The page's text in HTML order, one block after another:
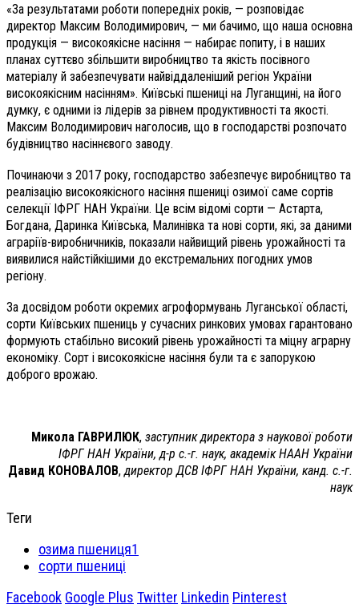
«За результатами роботи попередніх років, — розповідає
директор Максим Володимирович, — ми бачимо, що наша основна
продукція — високоякісне насіння — набирає попиту, і в наших
планах суттєво збільшити виробництво та якість посівного
матеріалу й забезпечувати найвіддаленіший регіон України
високоякісним насінням». Київські пшениці на Луганщині, на його
думку, є одними із лідерів за рівнем продуктивності та якості.
Максим Володимирович наголосив, що в господарстві розпочато
будівництво насіннєвого заводу.
Починаючи з 2017 року, господарство забезпечує виробництво та
реалізацію високоякісного насіння пшениці озимої саме сортів
селекції ІФРГ НАН України. Це всім відомі сорти — Астарта,
Богдана, Даринка Київська, Малинівка та нові сорти, які, за даними
аграріїв-виробничників, показали найвищий рівень урожайності та
виявилися найстійкішими до екстремальних погодних умов
регіону.
За досвідом роботи окремих агроформувань Луганської області,
сорти Київських пшениць у сучасних ринкових умовах гарантовано
формують стабільно високий рівень урожайності та міцну аграрну
економіку. Сорт і високоякісне насіння були та є запорукою
доброго врожаю.
Микола ГАВРИЛЮК, заступник директора з наукової роботи
ІФРГ НАН України, д-р с.-г. наук, академік НААН України
Давид КОНОВАЛОВ,директор ДСВ ІФРГ НАН України, канд. с.-г.
наук
Теги
озима пшениця1
сорти пшениці
Facebook Google Plus Twitter Linkedin Pinterest